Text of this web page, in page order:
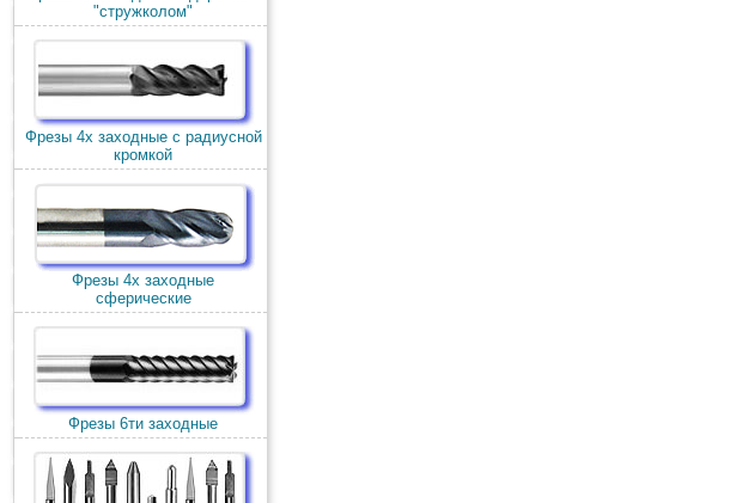
"стружколом"
Фрезы 4х заходные с радиусной
кромкой
Фрезы 4х заходные
сферические
Фрезы 6ти заходные